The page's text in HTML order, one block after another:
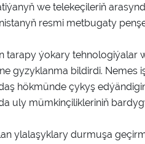
we telekeçileriň
resmi metbugaty
tarapy ýokary tehnologiýalar
gyzyklanma bildirdi.
hökmünde çykyş
uly mümkinçilikleriniň
ylalaşyklary durmuşa